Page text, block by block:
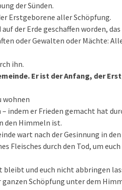
der Sünden.
Erstgeborene aller Schöpfung.
der Erde geschaffen worden,
oder Gewalten oder Mächte:
ihn.
Er ist der Anfang, der
wohnen
indem er Frieden gemacht hat
den Himmeln ist.
wart nach der Gesinnung in
Fleisches durch den Tod, um
und euch nicht abbringen
Schöpfung unter dem